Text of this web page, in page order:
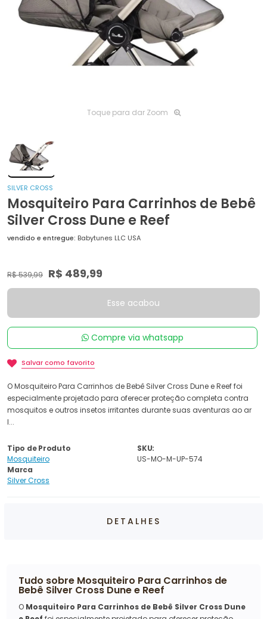
Toque para dar Zoom
SILVER CROSS
Mosquiteiro Para Carrinhos de Bebê
Silver Cross Dune e Reef
vendido e entregue: Babytunes LLC USA
R$ 539,99 R$ 489,99
Esse acabou
Compre via whatsapp
Salvar como favorito
O Mosquiteiro Para Carrinhos de Bebê Silver Cross Dune e Reef foi
especialmente projetado para oferecer proteção completa contra
mosquitos e outros insetos irritantes durante suas aventuras ao ar
l...
Tipo de Produto
Mosquiteiro
Marca
Silver Cross
SKU:
US-MO-M-UP-574
DETALHES
Tudo sobre Mosquiteiro Para Carrinhos de
Bebê Silver Cross Dune e Reef
O Mosquiteiro Para Carrinhos de Bebê Silver Cross Dune